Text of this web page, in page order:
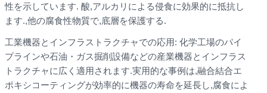
性を示しています. 酸,アルカリによる侵食に効果的に抵抗し
ます.,他の腐食性物質で,底層を保護する.
工業機器とインフラストラクチャでの応用: 化学工場のパイ
プラインや石油・ガス掘削設備などの産業機器とインフラス
トラクチャに広く適用されます.実用的な事例は,融合結合エ
ポキシコーティングが効率的に機器の寿命を延長し,腐食によ